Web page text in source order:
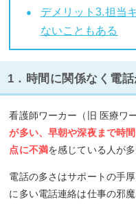
デメリット3.担当
ないこともある
1．時間に関係なく電
看護師ワーカー（旧 医療ワ
が多い、早朝や深夜まで時
点に不満を感じている人が多
電話の多さはサポートの手
に多い電話連絡は仕事の邪